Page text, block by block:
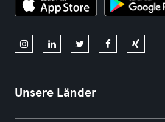
Unsere Länder